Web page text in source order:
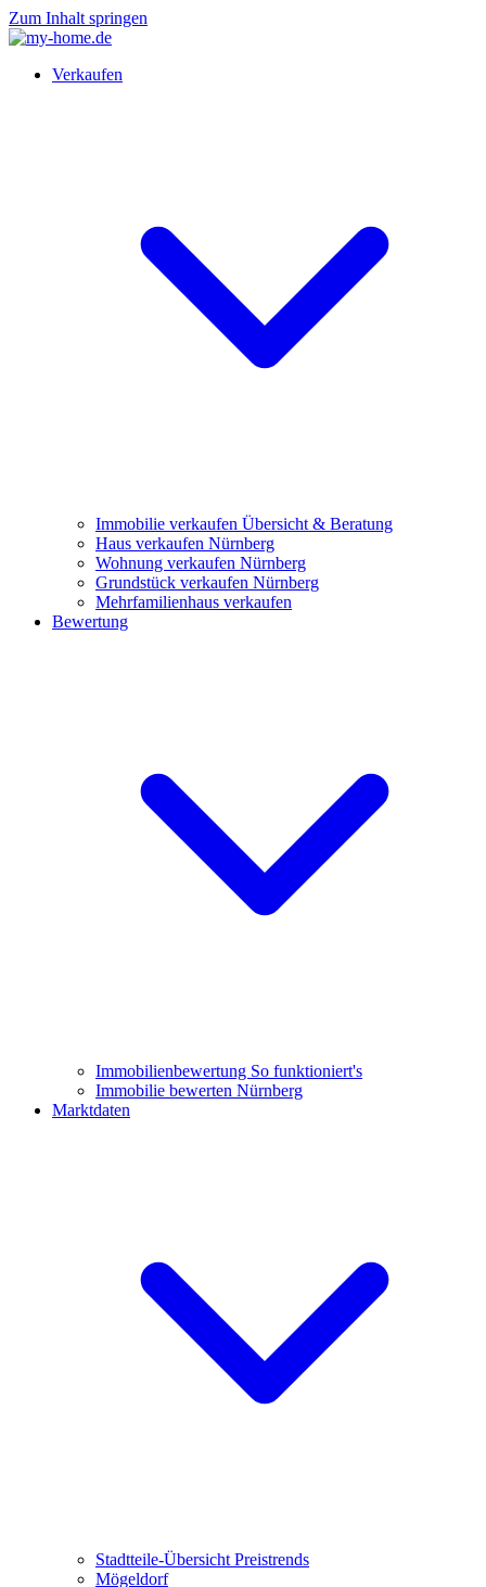
Zum Inhalt springen
Verkaufen
Immobilie verkaufen Übersicht & Beratung
Haus verkaufen Nürnberg
Wohnung verkaufen Nürnberg
Grundstück verkaufen Nürnberg
Mehrfamilienhaus verkaufen
Bewertung
Immobilienbewertung So funktioniert's
Immobilie bewerten Nürnberg
Marktdaten
Stadtteile-Übersicht Preistrends
Mögeldorf